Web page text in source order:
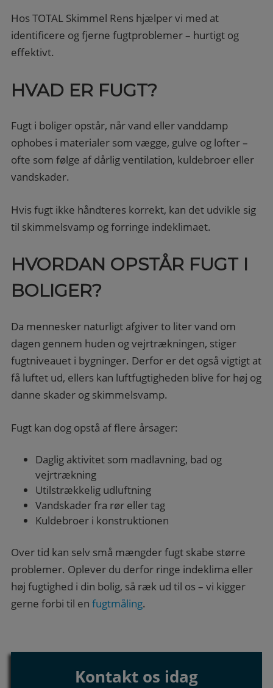
Hos TOTAL Skimmel Rens hjælper vi med at
identificere og fjerne fugtproblemer – hurtigt og
effektivt.
HVAD ER FUGT?
Fugt i boliger opstår, når vand eller vanddamp
ophobes i materialer som vægge, gulve og lofter –
ofte som følge af dårlig ventilation, kuldebroer eller
vandskader.
Hvis fugt ikke håndteres korrekt, kan det udvikle sig
til skimmelsvamp og forringe indeklimaet.
HVORDAN OPSTÅR FUGT I
BOLIGER?
Da mennesker naturligt afgiver to liter vand om
dagen gennem huden og vejrtrækningen, stiger
fugtniveauet i bygninger. Derfor er det også vigtigt at
få luftet ud, ellers kan luftfugtigheden blive for høj og
danne skader og skimmelsvamp.
Fugt kan dog opstå af flere årsager:
Daglig aktivitet som madlavning, bad og
vejrtrækning
Utilstrækkelig udluftning
Vandskader fra rør eller tag
Kuldebroer i konstruktionen
Over tid kan selv små mængder fugt skabe større
problemer. Oplever du derfor ringe indeklima eller
høj fugtighed i din bolig, så ræk ud til os – vi kigger
gerne forbi til en fugtmåling.
Kontakt os idag